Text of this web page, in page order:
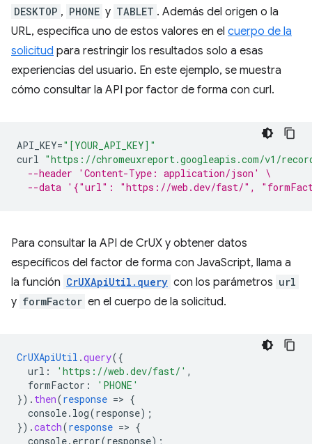
DESKTOP , PHONE y TABLET . Además del origen o la
URL, especifica uno de estos valores en el cuerpo de la
solicitud para restringir los resultados solo a esas
experiencias del usuario. En este ejemplo, se muestra
cómo consultar la API por factor de forma con curl.
API_KEY="[YOUR_API_KEY]"
curl "https://chromeuxreport.googleapis.com/v1/
--header 'Content-Type: application/json' \
--data '{"url": "https://web.dev/fast/",
Para consultar la API de CrUX y obtener datos
específicos del factor de forma con JavaScript, llama a
la función CrUXApiUtil.query con los parámetros url
y formFactor en el cuerpo de la solicitud.
CrUXApiUtil .query({
url : 'https://web.dev/fast/' ,
formFactor :
'PHONE'
}) . then(response => {
console.log(response) ;
}) .catch(response => {
console.error(response) ;